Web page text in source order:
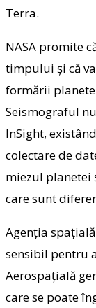
Terra.
NASA promite
timpului şi că
formării
Seismograful
InSight,
colectare de
miezul planetei
care sunt
Agenţia
sensibil pentru
Aerospaţială
care se poate